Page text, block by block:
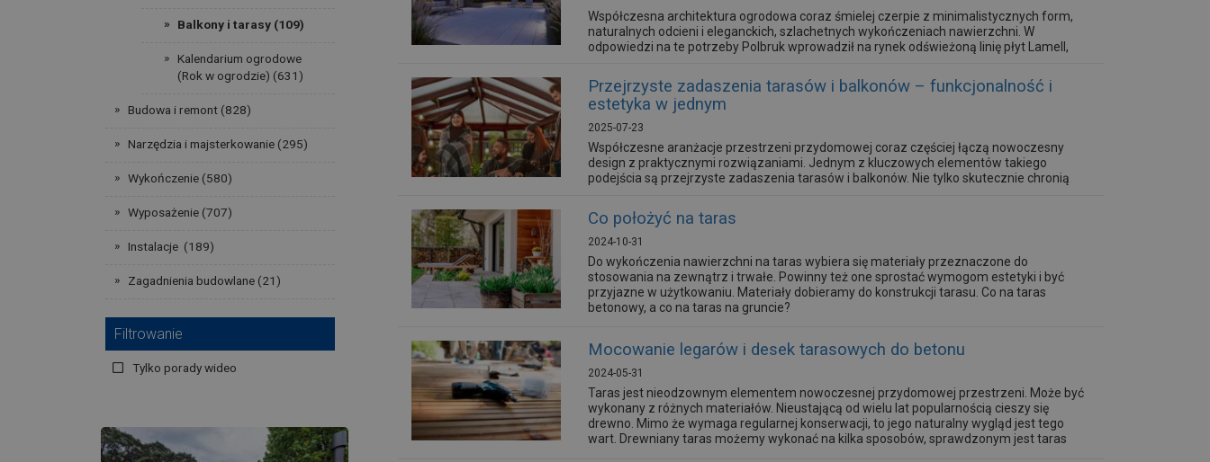
Balkony i tarasy (109)
Kalendarium ogrodowe
(Rok w ogrodzie) (631)
Budowa i remont (828)
Narzędzia i majsterkowanie (295)
Wykończenie (580)
Wyposażenie (707)
Instalacje (189)
Zagadnienia budowlane (21)
Filtrowanie
Tylko porady wideo
Współczesna architektura ogrodowa coraz śmielej czerpie z minimalistycznych form,
naturalnych odcieni i eleganckich, szlachetnych wykończeniach nawierzchni. W
odpowiedzi na te potrzeby Polbruk wprowadził na rynek odświeżoną linię płyt Lamell,
Przejrzyste zadaszenia tarasów i balkonów – funkcjonalność i
estetyka w jednym
2025-07-23
Współczesne aranżacje przestrzeni przydomowej coraz częściej łączą nowoczesny
design z praktycznymi rozwiązaniami. Jednym z kluczowych elementów takiego
podejścia są przejrzyste zadaszenia tarasów i balkonów. Nie tylko skutecznie chronią
elegancję do bryły budynku.
Co położyć na taras
2024-10-31
Do wykończenia nawierzchni na taras wybiera się materiały przeznaczone do
stosowania na zewnątrz i trwałe. Powinny też one sprostać wymogom estetyki i być
przyjazne w użytkowaniu. Materiały dobieramy do konstrukcji tarasu. Co na taras
betonowy, a co na taras na gruncie?
Mocowanie legarów i desek tarasowych do betonu
2024-05-31
Taras jest nieodzownym elementem nowoczesnej przydomowej przestrzeni. Może być
wykonany z różnych materiałów. Nieustającą od wielu lat popularnością cieszy się
drewno. Mimo że wymaga regularnej konserwacji, to jego naturalny wygląd jest tego
wart. Drewniany taras możemy wykonać na kilka sposobów, sprawdzonym jest taras